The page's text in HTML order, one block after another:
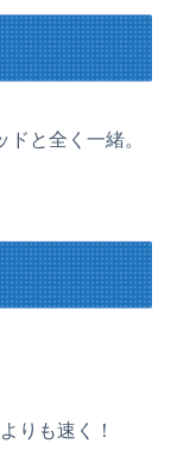
と全く一緒。
りも速く！